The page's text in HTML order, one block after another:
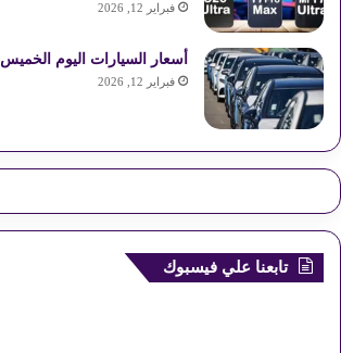
فبراير 12, 2026
أسعار السيارات اليوم الخميس 12 فبراير 2026
فبراير 12, 2026
تابعنا علي فيسبوك